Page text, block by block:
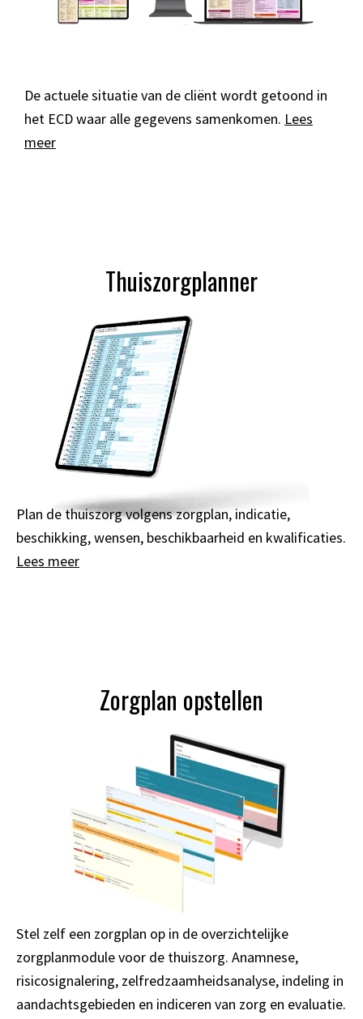
De actuele situatie van de cliënt wordt getoond in
het ECD waar alle gegevens samenkomen. Lees
meer
Thuiszorgplanner
Plan de thuiszorg volgens zorgplan, indicatie,
beschikking, wensen, beschikbaarheid en kwalificaties.
Lees meer
Zorgplan opstellen
Stel zelf een zorgplan op in de overzichtelijke
zorgplanmodule voor de thuiszorg. Anamnese,
risicosignalering, zelfredzaamheidsanalyse, indeling in
aandachtsgebieden en indiceren van zorg en evaluatie.